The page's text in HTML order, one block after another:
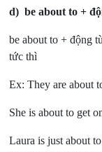
d) be about to +
be about to + động
tức thì
Ex: They are about
She is about to get
Laura is just about